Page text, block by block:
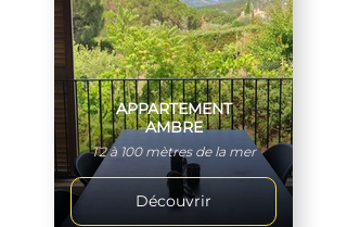
APPARTEMENT
AMBRE
T2 à 100 mètres de la mer
Découvrir